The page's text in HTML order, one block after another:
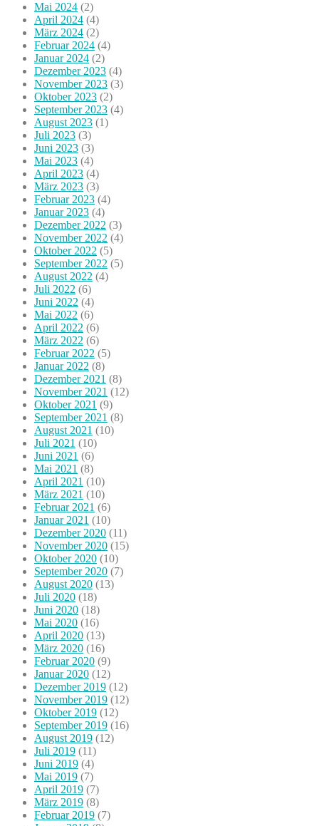
Mai 2024 (2)
April 2024 (4)
März 2024 (2)
Februar 2024 (4)
Januar 2024 (2)
Dezember 2023 (4)
November 2023 (3)
Oktober 2023 (2)
September 2023 (4)
August 2023 (1)
Juli 2023 (3)
Juni 2023 (3)
Mai 2023 (4)
April 2023 (4)
März 2023 (3)
Februar 2023 (4)
Januar 2023 (4)
Dezember 2022 (3)
November 2022 (4)
Oktober 2022 (5)
September 2022 (5)
August 2022 (4)
Juli 2022 (6)
Juni 2022 (4)
Mai 2022 (6)
April 2022 (6)
März 2022 (6)
Februar 2022 (5)
Januar 2022 (8)
Dezember 2021 (8)
November 2021 (12)
Oktober 2021 (9)
September 2021 (8)
August 2021 (10)
Juli 2021 (10)
Juni 2021 (6)
Mai 2021 (8)
April 2021 (10)
März 2021 (10)
Februar 2021 (6)
Januar 2021 (10)
Dezember 2020 (11)
November 2020 (15)
Oktober 2020 (10)
September 2020 (7)
August 2020 (13)
Juli 2020 (18)
Juni 2020 (18)
Mai 2020 (16)
April 2020 (13)
März 2020 (16)
Februar 2020 (9)
Januar 2020 (12)
Dezember 2019 (12)
November 2019 (12)
Oktober 2019 (12)
September 2019 (16)
August 2019 (12)
Juli 2019 (11)
Juni 2019 (4)
Mai 2019 (7)
April 2019 (7)
März 2019 (8)
Februar 2019 (7)